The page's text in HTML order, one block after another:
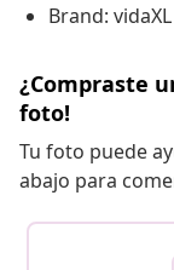
Brand: vidaXL
¿Compraste
foto!
Tu foto puede
abajo para